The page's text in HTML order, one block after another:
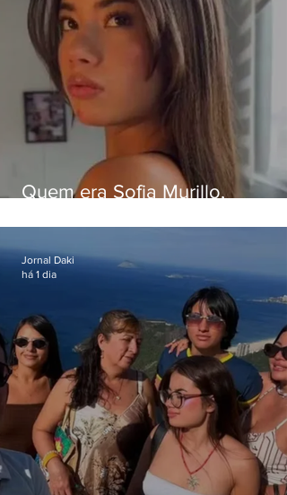
Quem era Sofia Murillo,
em queda de helicóptero no
Jornal Daki
há 1 dia